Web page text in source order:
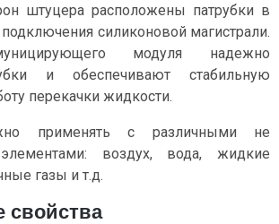
штуцера расположены патрубки в
силиконовой магистрали.
модуля надежно
и обеспечивают стабильную
перекачки жидкости.
применять с различными не
воздух, вода, жидкие
газы и т.д.
свойства